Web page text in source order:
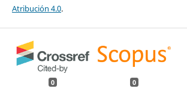
Atribución 4.0.
0 0